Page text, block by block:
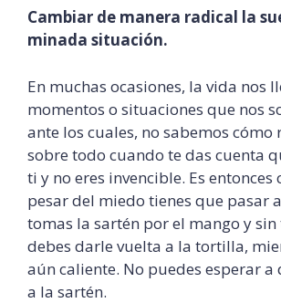
Cambiar de manera radical la
minada situación.
En muchas ocasiones, la vida nos
momentos o situaciones que nos
ante los cuales, no sabemos cómo
sobre todo cuando te das cuenta
ti y no eres invencible. Es entonces
pesar del miedo tienes que pasar
tomas la sartén por el mango y
debes darle vuelta a la tortilla,
aún caliente. No puedes esperar a
a la sartén.